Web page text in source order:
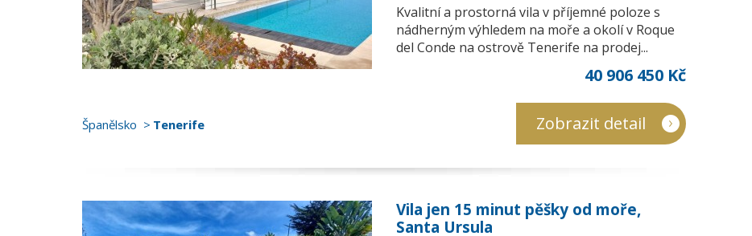
Kvalitní a prostorná vila v příjemné poloze s
nádherným výhledem na moře a okolí v Roque
del Conde na ostrově Tenerife na prodej...
40 906 450 Kč
Španělsko Tenerife Zobrazit detail
Vila jen 15 minut pěšky od moře,
Santa Ursula